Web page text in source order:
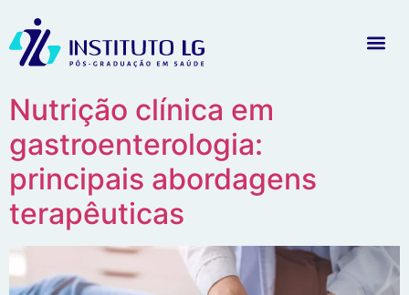
Nutrição clínica em
gastroenterologia:
principais abordagens
terapêuticas